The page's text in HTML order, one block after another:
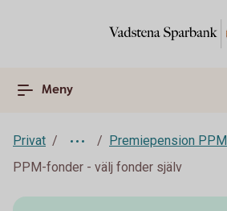
Meny
Privat
Premiepension PPM
PPM-fonder - välj fonder själv